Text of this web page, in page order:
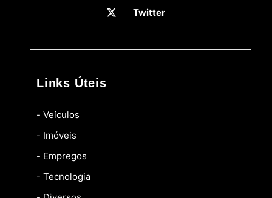
Twitter
Links Úteis
- Veículos
- Imóveis
- Empregos
- Tecnologia